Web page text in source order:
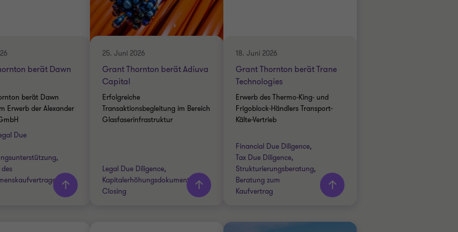
DUE DILIGENCE
DILIGENCE
Partner
HEALTHCARE
erfahren
TELECOMMS
ADVISORY
FINANCIAL FACTBOOK
Mehr
erfahren
berät Dawn
berät Dawn
Erwerb der Alexander
Due
25. Juni 2026
Grant Thornton berät Adiuva
Capital
Erfolgreiche
Transaktionsbegleitung im Bereich
Glasfaserinfrastruktur
Legal Due Diligence,
Kapitalerhöhungsdokumentation,
Closing
18. Juni 2026
Grant Thornton berät Trane
Technologies
Erwerb des Thermo‑King‑ und
Frigoblock‑Händlers Transport-
Kälte-Vertrieb
Financial Due Diligence,
Tax Due Diligence,
Strukturierungsberatung,
Beratung zum
Kaufvertrag